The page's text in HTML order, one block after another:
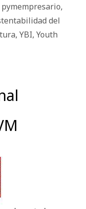
pymempresario,
del
, YBI, Youth